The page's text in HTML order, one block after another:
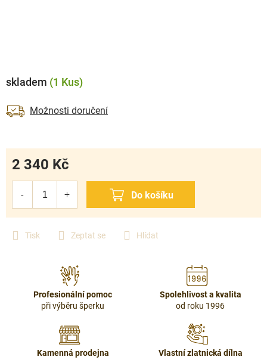
Tisk Zeptat se Hlídat
skladem (1 Kus)
Možnosti doručení
2 340 Kč
Profesionální pomoc
při výběru šperku
Spolehlivost a kvalita
od roku 1996
Kamenná prodejna
Vlastní zlatnická dílna